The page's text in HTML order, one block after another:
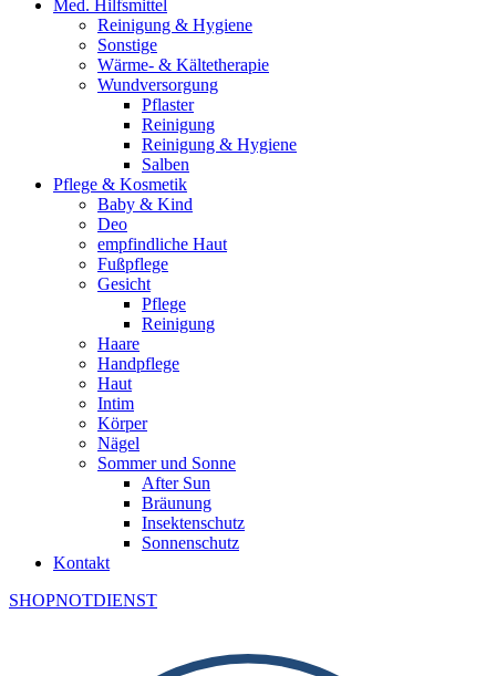
Med. Hilfsmittel
Reinigung & Hygiene
Sonstige
Wärme- & Kältetherapie
Wundversorgung
Pflaster
Reinigung
Reinigung & Hygiene
Salben
Pflege & Kosmetik
Baby & Kind
Deo
empfindliche Haut
Fußpflege
Gesicht
Pflege
Reinigung
Haare
Handpflege
Haut
Intim
Körper
Nägel
Sommer und Sonne
After Sun
Bräunung
Insektenschutz
Sonnenschutz
Kontakt
SHOPNOTDIENST